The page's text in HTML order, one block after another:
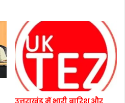
उत्तराखंड में भारी बारिश और